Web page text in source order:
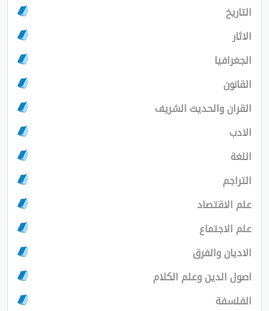
التاريخ
الاثار
الجغرافيا
القانون
القران والحديث الشريف
الادب
اللغة
التراجم
علم الاقتصاد
علم الاجتماع
الاديان والفرق
اصول الدين وعلم الكلام
الفلسفة